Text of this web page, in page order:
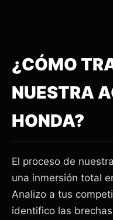
¿CÓMO
NUESTRA
HONDA?
El proceso de nuestra
una inmersión total
Analizo a tus
identifico las